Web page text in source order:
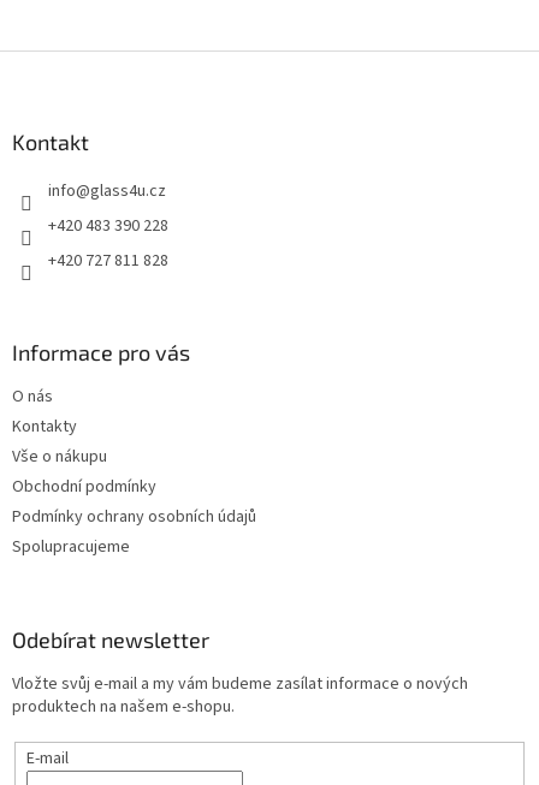
Kontakt
info@glass4u.cz
+420 483 390 228
+420 727 811 828
Informace pro vás
O nás
Kontakty
Vše o nákupu
Obchodní podmínky
Podmínky ochrany osobních údajů
Spolupracujeme
Odebírat newsletter
Vložte svůj e-mail a my vám budeme zasílat informace o nových
produktech na našem e-shopu.
E-mail